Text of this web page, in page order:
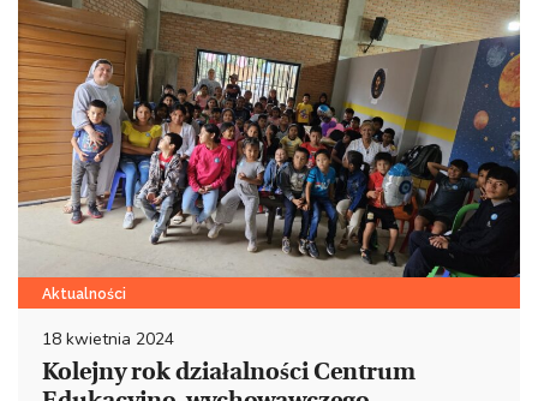
Aktualności
18 kwietnia 2024
Kolejny rok działalności Centrum